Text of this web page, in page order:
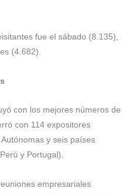
fue el sábado (8.135),
(4.682).
con los mejores números de
con 114 expositores
y seis países
y Portugal).
empresariales